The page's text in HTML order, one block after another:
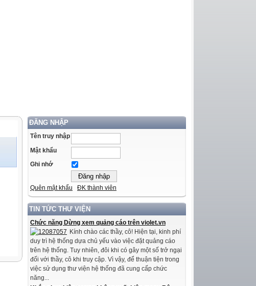
ĐĂNG NHẬP
Tên truy nhập
Mật khẩu
Ghi nhớ
Quên mật khẩu ĐK thành viên
TIN TỨC THƯ VIỆN
Chức năng Dừng xem quảng cáo trên violet.vn
Kính chào các thầy, cô! Hiện tại, kinh phí
duy trì hệ thống dựa chủ yếu vào việc đặt quảng cáo
trên hệ thống. Tuy nhiên, đôi khi có gây một số trở ngại
đối với thầy, cô khi truy cập. Vì vậy, để thuận tiện trong
việc sử dụng thư viện hệ thống đã cung cấp chức
năng...